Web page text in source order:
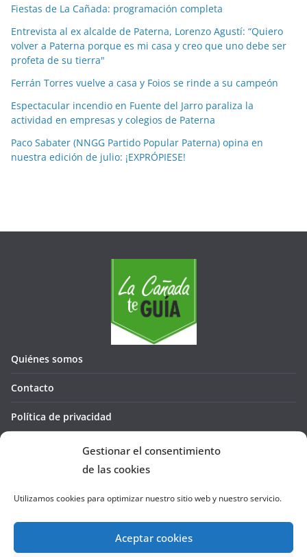
Gestionar el consentimiento
de las cookies
Utilizamos cookies para optimizar nuestro sitio web y nuestro servicio.
Aceptar cookies
o
r
m
e
s
s
Fiestas de La Cañada: programación completa
Entrevista al ex alcalde de Paterna, Lorenzo Agustí: “Quiero
volver a Paterna porque es mi casa y creo que uno debe ser
profeta de su tierra"
Ferrán Torres vuelve a casa y Foios se rinde a su campeón
Espectacular incendio en Fuente del Jarro paraliza la
actividad en empresas y colegios de Paterna
Paco Sabater (NNGG Partido Popular Paterna) opina en
nuestra edición de julio: ¡EXPRÓPIESE!
Quiénes somos
Contacto
Política de privacidad
Política de cookies (UE)